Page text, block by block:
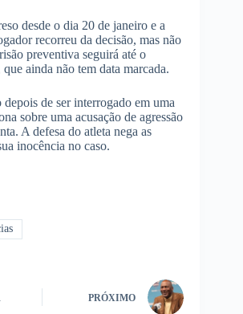
desde o dia 20 de janeiro e a
recorreu da decisão, mas não
preventiva seguirá até o
ainda não tem data marcada.
de ser interrogado em uma
sobre uma acusação de agressão
A defesa do atleta nega as
inocência no caso.
PRÓXIMO